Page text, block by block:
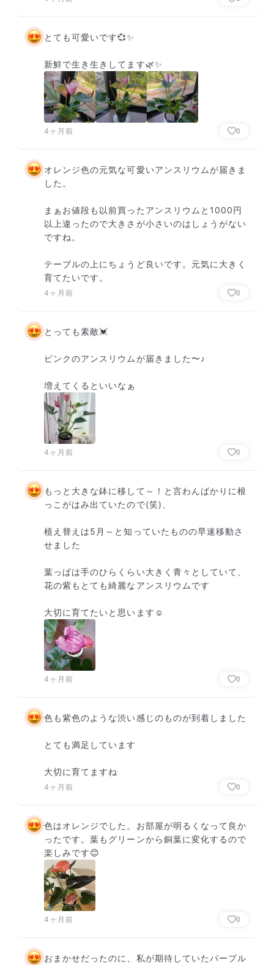
とても可愛いです💞✨
新鮮で生き生きしてます🌿✨
4ヶ月前 0
オレンジ色の元気な可愛いアンスリウムが届きま
した。
まぁお値段も以前買ったアンスリウムと1000円
以上違ったので大きさが小さいのはしょうがない
ですね。
テーブルの上にちょうど良いです。元気に大きく
育てたいです。
4ヶ月前 0
とっても素敵💓
ピンクのアンスリウムが届きました〜♪
増えてくるといいなぁ
4ヶ月前 0
もっと大きな鉢に移して～！と言わんばかりに根
っこがはみ出ていたので(笑)、
植え替えは5月～と知っていたものの早速移動さ
せました
葉っぱは手のひらくらい大きく青々としていて、
花の紫もとても綺麗なアンスリウムです
大切に育てたいと思います☺
4ヶ月前 0
色も紫色のような渋い感じのものが到着しました
とても満足しています
大切に育てますね
4ヶ月前 0
色はオレンジでした。お部屋が明るくなって良か
ったです。葉もグリーンから銅葉に変化するので
楽しみです😊
4ヶ月前 0
おまかせだったのに、私が期待していたパープル